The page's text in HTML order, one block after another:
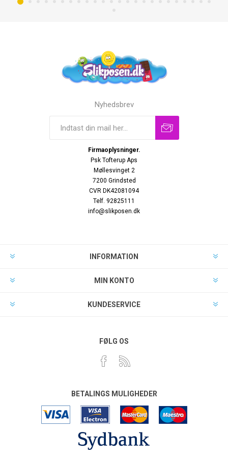
Nyhedsbrev
Firmaoplysninger.
Psk Tofterup Aps
Møllesvinget 2
7200 Grindsted
CVR DK42081094
Telf. 92825111
info@slikposen.dk
INFORMATION
MIN KONTO
KUNDESERVICE
FØLG OS
BETALINGS MULIGHEDER